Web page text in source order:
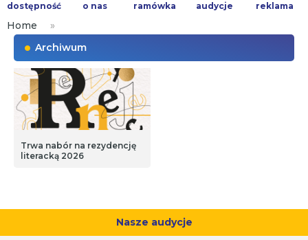
treści
dostępność o nas ramówka audycje reklama
Home
»
Archiwum
Trwa nabór na rezydencję
literacką 2026
Nasze audycje